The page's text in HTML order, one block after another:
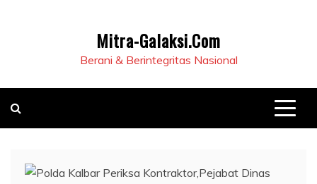
Mitra-Galaksi.Com
Berani & Berintegritas Nasional